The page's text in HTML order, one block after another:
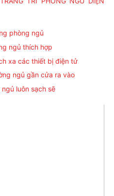
phòng ngủ
ngủ thích hợp
xa các thiết bị điện tử
ngủ gần cửa ra vào
luôn sạch sẽ